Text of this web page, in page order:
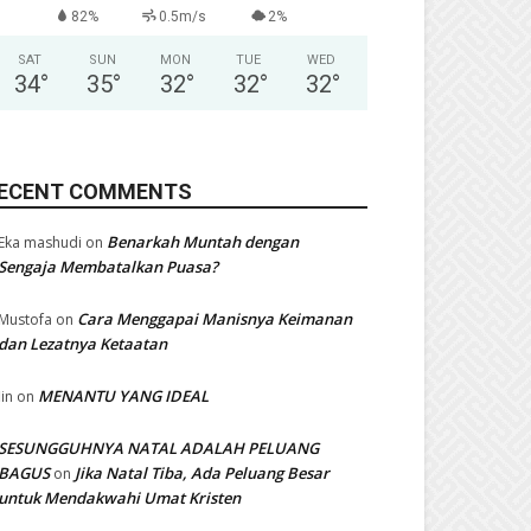
82% 0.5m/s 2%
SAT
34°
SUN
35°
MON
32°
TUE
32°
WED
32°
COMMENTS
Eka mashudi on Benarkah Muntah dengan
Membatalkan Puasa?
Mustofa on Cara Menggapai Manisnya Keimanan
dan Lezatnya Ketaatan
Iin on MENANTU YANG IDEAL
NATAL ADALAH PELUANG
BAGUSon Jika Natal Tiba, Ada Peluang Besar
untuk Mendakwahi Umat Kristen